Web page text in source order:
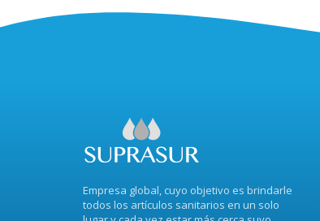
Empresa global, cuyo objetivo es brindarle
todos los artículos sanitarios en un solo